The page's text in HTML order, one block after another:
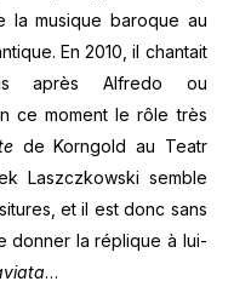
la musique baroque au
En 2010, il chantait
après Alfredo ou
ce moment le rôle très
de Korngold au Teatr
Laszczkowski semble
et il est donc sans
donner la réplique à lui-
…